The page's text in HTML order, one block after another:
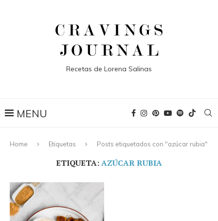
Recetas de Lorena Salinas
Home Etiquetas Posts etiquetados con "azúcar rubia"
ETIQUETA:AZÚCAR RUBIA